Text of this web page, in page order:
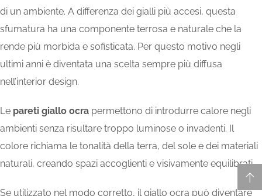
di un ambiente. A differenza dei gialli più accesi, questa
sfumatura ha una componente terrosa e naturale che la
rende più morbida e sofisticata. Per questo motivo negli
ultimi anni è diventata una scelta sempre più diffusa
nell’interior design.
Le pareti giallo ocra permettono di introdurre calore negli
ambienti senza risultare troppo luminose o invadenti. Il
colore richiama le tonalità della terra, del sole e dei materiali
naturali, creando spazi accoglienti e visivamente equilibrati.
Se utilizzato nel modo corretto, il giallo ocra può diventare